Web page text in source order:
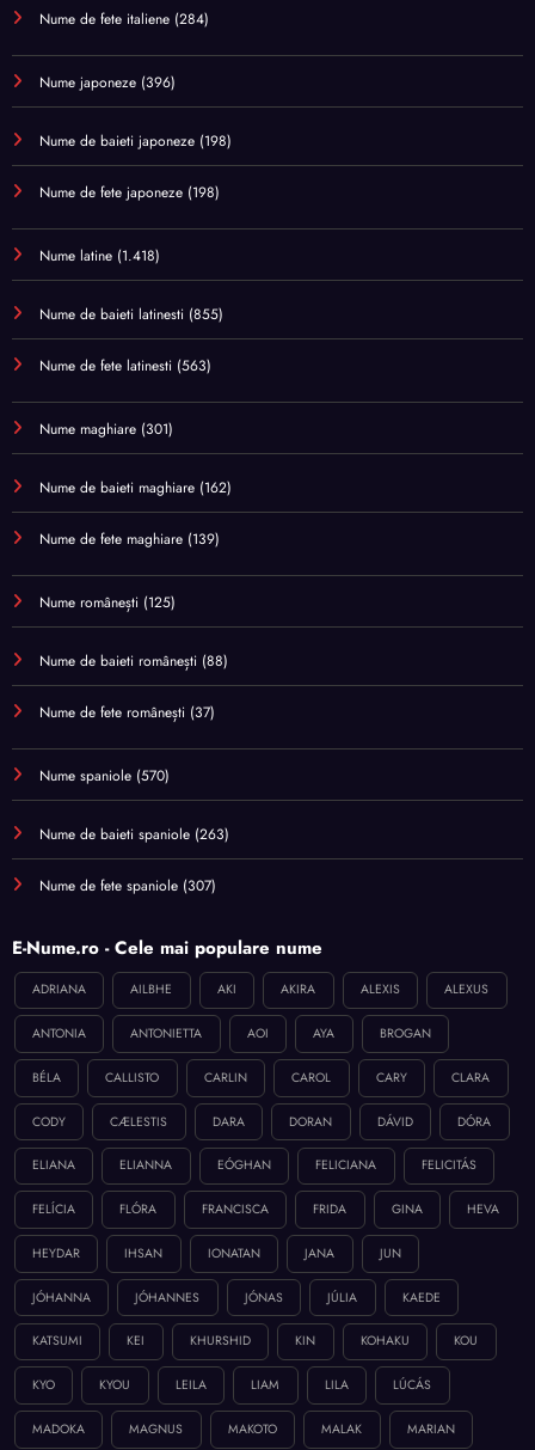
Nume de fete italiene (284)
Nume japoneze (396)
Nume de baieti japoneze (198)
Nume de fete japoneze (198)
Nume latine (1.418)
Nume de baieti latinesti (855)
Nume de fete latinesti (563)
Nume maghiare (301)
Nume de baieti maghiare (162)
Nume de fete maghiare (139)
Nume românești (125)
Nume de baieti românești (88)
Nume de fete românești (37)
Nume spaniole (570)
Nume de baieti spaniole (263)
Nume de fete spaniole (307)
E-Nume.ro - Cele mai populare nume
ADRIANA AILBHE AKI AKIRA ALEXIS ALEXUS
ANTONIA ANTONIETTA AOI AYA BROGAN
BÉLA CALLISTO CARLIN CAROL CARY CLARA
CODY CÆLESTIS DARA DORAN DÁVID DÓRA
ELIANA ELIANNA EÓGHAN FELICIANA FELICITÁS
FELÍCIA FLÓRA FRANCISCA FRIDA GINA HEVA
HEYDAR IHSAN IONATAN JANA JUN
JÓHANNA JÓHANNES JÓNAS JÚLIA KAEDE
KATSUMI KEI KHURSHID KIN KOHAKU KOU
KYO KYOU LEILA LIAM LILA LÚCÁS
MADOKA MAGNUS MAKOTO MALAK MARIAN